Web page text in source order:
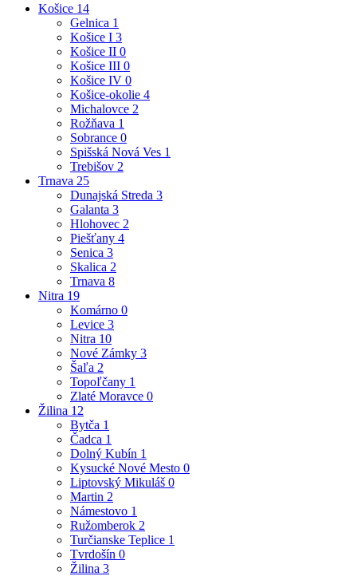
Košice 14
Gelnica 1
Košice I 3
Košice II 0
Košice III 0
Košice IV 0
Košice-okolie 4
Michalovce 2
Rožňava 1
Sobrance 0
Spišská Nová Ves 1
Trebišov 2
Trnava 25
Dunajská Streda 3
Galanta 3
Hlohovec 2
Piešťany 4
Senica 3
Skalica 2
Trnava 8
Nitra 19
Komárno 0
Levice 3
Nitra 10
Nové Zámky 3
Šaľa 2
Topoľčany 1
Zlaté Moravce 0
Žilina 12
Bytča 1
Čadca 1
Dolný Kubín 1
Kysucké Nové Mesto 0
Liptovský Mikuláš 0
Martin 2
Námestovo 1
Ružomberok 2
Turčianske Teplice 1
Tvrdošín 0
Žilina 3